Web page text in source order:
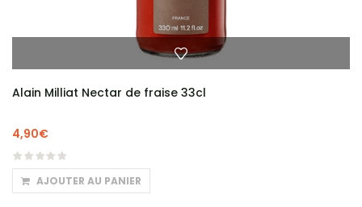
Alain Milliat Nectar de fraise 33cl
4,90€
AJOUTER AU PANIER